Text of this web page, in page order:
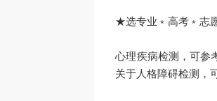
★选专业﹡高考﹡志
心理疾病检测，可参
关于人格障碍检测，